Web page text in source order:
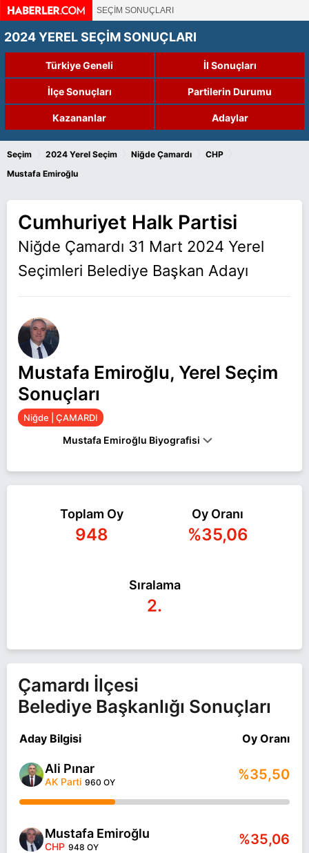
SEÇİM SONUÇLARI
2024 YEREL SEÇİM SONUÇLARI
Türkiye Geneli İl Sonuçları
İlçe Sonuçları Partilerin Durumu
Kazananlar Adaylar
Seçim 2024 Yerel Seçim Niğde Çamardı CHP
Mustafa Emiroğlu
Cumhuriyet Halk Partisi
Niğde Çamardı 31 Mart 2024 Yerel
Seçimleri Belediye Başkan Adayı
Mustafa Emiroğlu, Yerel Seçim
Sonuçları
Niğde | ÇAMARDI
Mustafa Emiroğlu Biyografisi
başkan adayı olarak CHP ile 31 Mart 2024 yerel
seçimlerinde yarışıyor. Mustafa Emiroğlu ile ilgili
daha fazla bilgi için
Mustafa Emiroğlu Haberleri
Toplam Oy
948
Oy Oranı
%35,06
Sıralama
2.
Çamardı İlçesi
Belediye Başkanlığı Sonuçları
Aday Bilgisi Oy Oranı
Ali Pınar
AK Parti 960 OY %35,50
Mustafa Emiroğlu
CHP 948 OY %35,06